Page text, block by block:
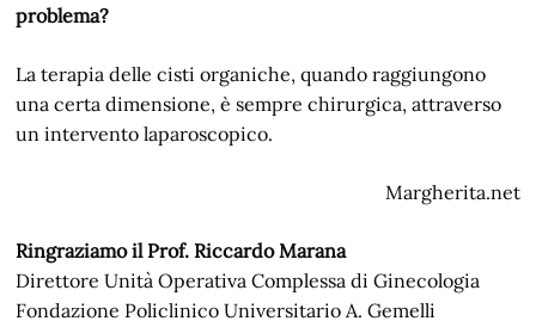
problema?
La terapia delle cisti organiche, quando raggiungono
una certa dimensione, è sempre chirurgica, attraverso
un intervento laparoscopico.
Margherita.net
Ringraziamo il Prof. Riccardo Marana
Direttore Unità Operativa Complessa di Ginecologia
Fondazione Policlinico Universitario A. Gemelli